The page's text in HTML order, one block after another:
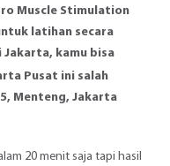
Muscle Stimulation
latihan secara
Jakarta, kamu bisa
Pusat ini salah
Menteng, Jakarta
20 menit saja tapi hasil